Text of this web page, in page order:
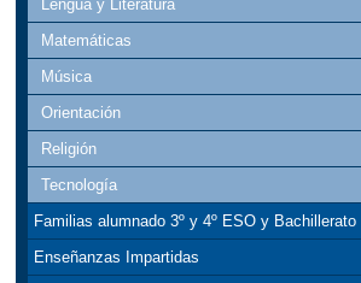
Lengua y Literatura
Matemáticas
Música
Orientación
Religión
Tecnología
Familias alumnado 3º y 4º ESO y Bachillerato
Enseñanzas Impartidas